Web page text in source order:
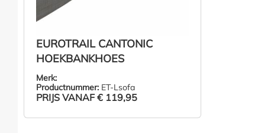
EUROTRAIL CANTONIC
HOEKBANKHOES
Merk:
Productnummer: ET-Lsofa
PRIJS VANAF € 119,95